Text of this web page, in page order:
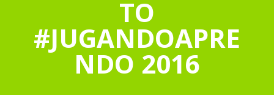
TO
#JUGANDOAPRE
NDO 2016